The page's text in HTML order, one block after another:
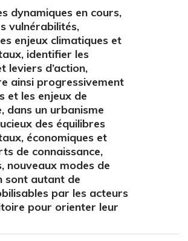
dynamiques en cours,
vulnérabilités,
enjeux climatiques et
identifier les
leviers d’action,
ainsi progressivement
et les enjeux de
dans un urbanisme
des équilibres
économiques et
de connaissance,
nouveaux modes de
sont autant de
par les acteurs
pour orienter leur